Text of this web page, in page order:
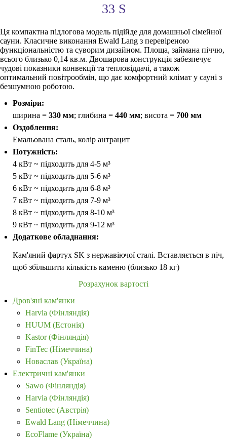
33 S
Ця компактна підлогова модель підійде для домашньої сімейної
сауни. Класичне виконання Ewald Lang з перевіреною
функціональністю та суворим дизайном. Площа, займана піччю,
всього близько 0,14 кв.м. Двошарова конструкція забезпечує
чудові показники конвекції та тепловіддачі, а також
оптимальний повітрообмін, що дає комфортний клімат у сауні з
безшумною роботою.
Розміри:
ширина = 330 мм; глибина = 440 мм; висота = 700 мм
Оздоблення:
Емальована сталь, колір антрацит
Потужність:
4 кВт ~ підходить для 4-5 м³
5 кВт ~ підходить для 5-6 м³
6 кВт ~ підходить для 6-8 м³
7 кВт ~ підходить для 7-9 м³
8 кВт ~ підходить для 8-10 м³
9 кВт ~ підходить для 9-12 м³
Додаткове обладнання:
Кам'яний фартух SK з нержавіючої сталі. Вставляється в піч,
щоб збільшити кількість каменю (близько 18 кг)
Розрахунок вартості
Дров'яні кам'янки
Harvia (Фінляндія)
HUUM (Естонія)
Kastor (Фінляндія)
FinTec (Німеччина)
Новаслав (Україна)
Електричні кам'янки
Sawo (Фінляндія)
Harvia (Фінляндія)
Sentiotec (Австрія)
Ewald Lang (Німеччина)
EcoFlame (Україна)